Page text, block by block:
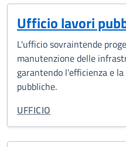
Ufficio lavori
L'ufficio sovraintende
manutenzione delle
garantendo l'efficienza e
pubbliche.
TIPO DI ORGANIZZAZIONE:
UFFICIO